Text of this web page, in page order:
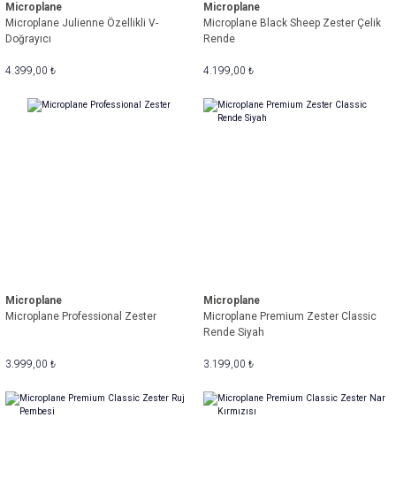
Microplane
Microplane Julienne Özellikli V-
Doğrayıcı
4.399,00 ₺
Microplane
Microplane Black Sheep Zester Çelik
Rende
4.199,00 ₺
Microplane
Microplane Professional Zester
3.999,00 ₺
Microplane
Microplane Premium Zester Classic
Rende Siyah
3.199,00 ₺